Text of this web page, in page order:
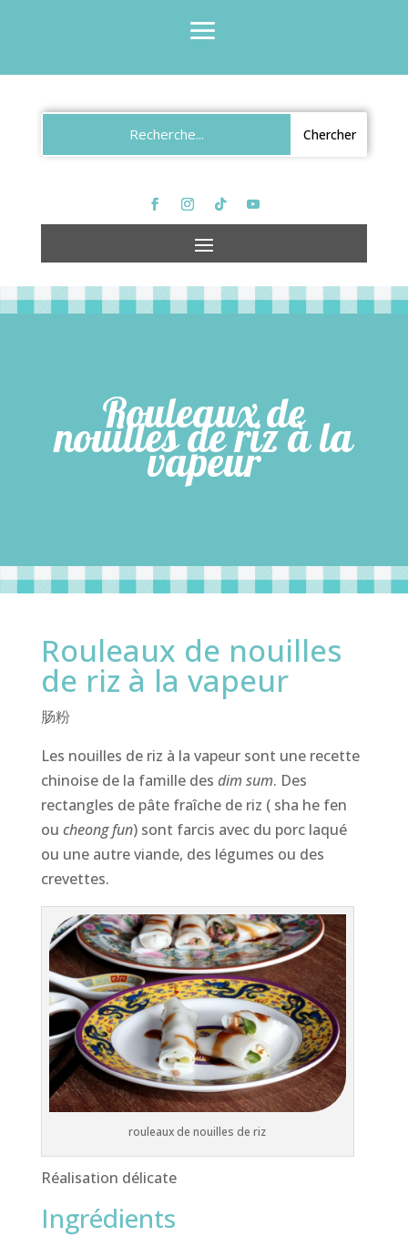
Rouleaux de
nouilles de riz à la
vapeur
Rouleaux de nouilles
de riz à la vapeur
肠粉
Les nouilles de riz à la vapeur sont une recette
chinoise de la famille des dim sum. Des
rectangles de pâte fraîche de riz ( sha he fen
ou cheong fun) sont farcis avec du porc laqué
ou une autre viande, des légumes ou des
crevettes.
rouleaux de nouilles de riz
Réalisation délicate
Ingrédients